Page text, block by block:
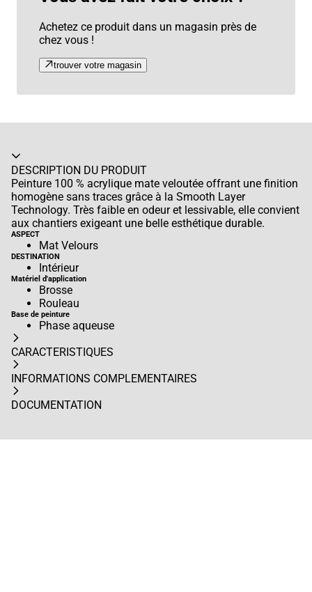
Achetez ce produit dans un magasin près de
chez vous !
trouver votre magasin
Accordéon fermé
DESCRIPTION DU PRODUIT
Peinture 100 % acrylique mate veloutée offrant une finition
homogène sans traces grâce à la Smooth Layer
Technology. Très faible en odeur et lessivable, elle convient
aux chantiers exigeant une belle esthétique durable.
ASPECT
Mat Velours
DESTINATION
Intérieur
Matériel d'application
Brosse
Rouleau
Base de peinture
Phase aqueuse
CARACTERISTIQUES
INFORMATIONS COMPLEMENTAIRES
DOCUMENTATION